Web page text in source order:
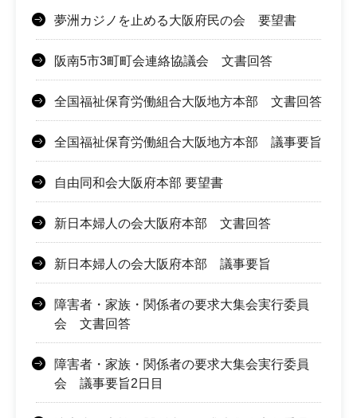
夢洲カジノを止める大阪府民の会 要望書
阪南5市3町町会連絡協議会 文書回答
全国福祉保育労働組合大阪地方本部 文書回答
全国福祉保育労働組合大阪地方本部 議事要旨
自由同和会大阪府本部 要望書
新日本婦人の会大阪府本部 文書回答
新日本婦人の会大阪府本部 議事要旨
障害者・家族・関係者の要求大集会実行委員
会 文書回答
障害者・家族・関係者の要求大集会実行委員
会 議事要旨2日目